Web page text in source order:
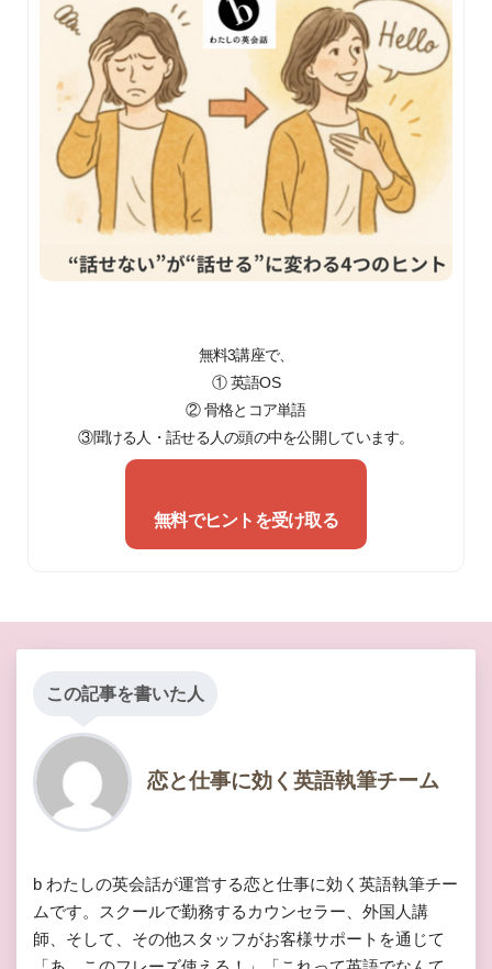
無料3講座で、
① 英語OS
② 骨格とコア単語
③聞ける人・話せる人の頭の中を公開しています。
無料でヒントを受け取る
この記事を書いた人
恋と仕事に効く英語執筆チーム
b わたしの英会話が運営する恋と仕事に効く英語執筆チー
ムです。スクールで勤務するカウンセラー、外国人講
師、そして、その他スタッフがお客様サポートを通じて